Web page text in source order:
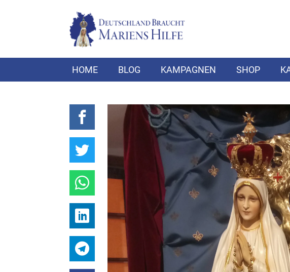
HOME BLOG KAMPAGNEN SHOP